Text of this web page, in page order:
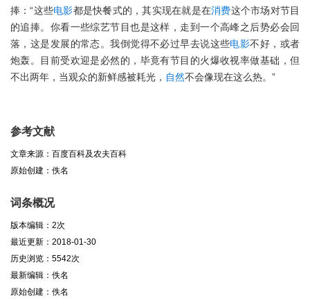
捧：“这些电影都是快餐式的，其实现在就是在消费这个市场对节目
的追捧。你看一些综艺节目也是这样，走到一个高峰之后势必会回
落，这是发展的常态。我倒觉得不必过早去说这些电影不好，或者
炮轰。目前受欢迎是必然的，毕竟有节目的火爆收视率做基础，但
不出两年，当观众的新鲜感被耗光， 自然不会像现在这么热。”
参考文献
文章来源：百度百科及农夫百科
原始创建：佚名
词条概况
版本编辑：2次
最近更新：2018-01-30
历史浏览：5542次
最新编辑：佚名
原始创建：佚名